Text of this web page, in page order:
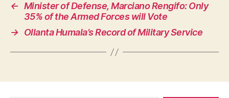
← Minister of Defense, Marciano Rengifo: Only
35% of the Armed Forces will Vote
→ Ollanta Humala’s Record of Military Service